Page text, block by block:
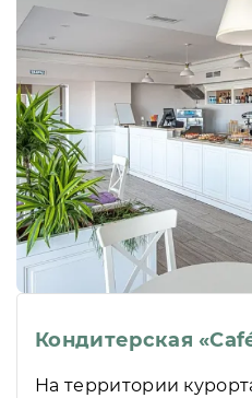
Кондитерская
На территории